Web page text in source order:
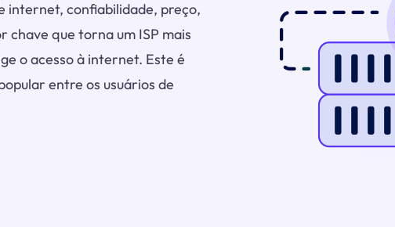
internet, confiabilidade, preço,
que torna um ISP mais
o acesso à internet. Este é
entre os usuários de